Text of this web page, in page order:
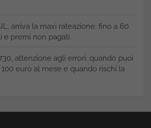
arriva la maxi rateazione: fino a 60
e premi non pagati
attenzione agli errori: quando puoi
euro al mese e quando rischi la